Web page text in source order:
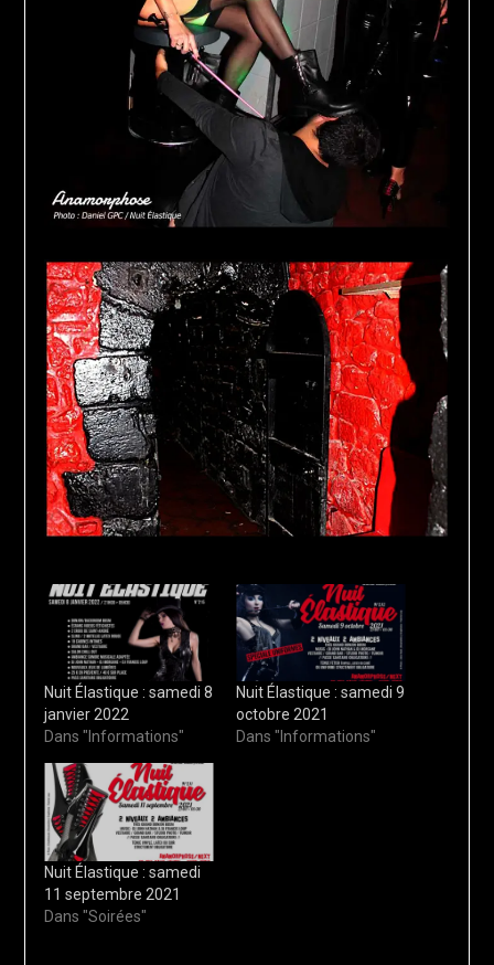
Nuit Élastique : samedi 8
janvier 2022
Dans "Informations"
Nuit Élastique : samedi 9
octobre 2021
Dans "Informations"
Nuit Élastique : samedi
11 septembre 2021
Dans "Soirées"